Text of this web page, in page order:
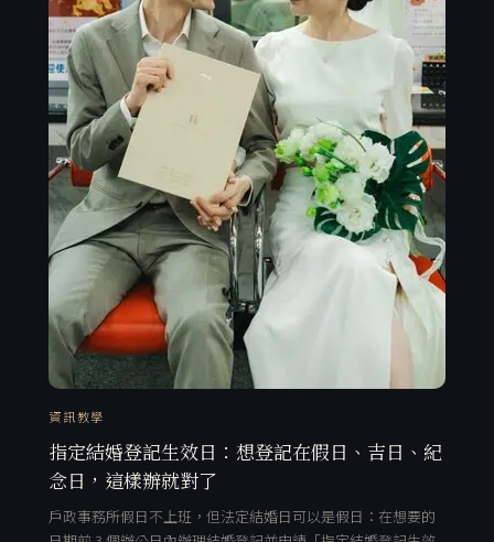
資訊教學
指定結婚登記生效日：想登記在假日、吉日、紀
念日，這樣辦就對了
戶政事務所假日不上班，但法定結婚日可以是假日：在想要的